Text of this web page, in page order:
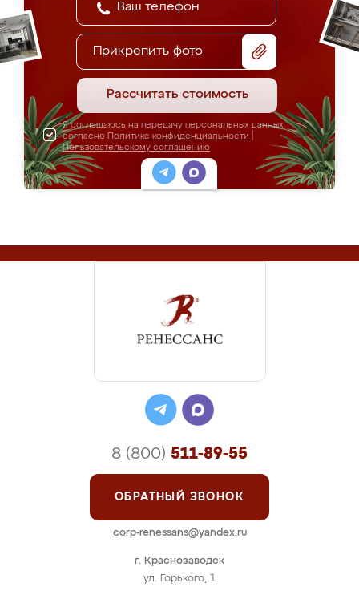
Прикрепить фото
Рассчитать стоимость
Я соглашаюсь на передачу персональных данных
согласно Политике конфиденциальности
Пользовательскому соглашению
г. Краснозаводск
ул. Горького, 1
8 (800) 511-89-55
ОБРАТНЫЙ ЗВОНОК
corp-renessans@yandex.ru